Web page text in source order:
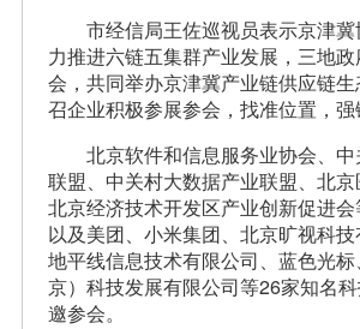
市经信局王佐巡视员表示京津
力推进六链五集群产业发展，三地
会，共同举办京津冀产业链供应链
召企业积极参展参会，找准位置，强
北京软件和信息服务业协会、
联盟、中关村大数据产业联盟、北京
北京经济技术开发区产业创新促进
以及美团、小米集团、北京旷视科
地平线信息技术有限公司、蓝色光
京）科技发展有限公司等26家知名
邀参会。